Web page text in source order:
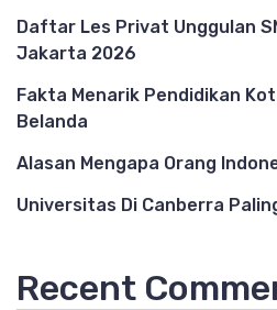
Daftar Les Privat Unggulan
Jakarta 2026
Fakta Menarik Pendidikan
Belanda
Alasan Mengapa Orang
Universitas Di Canberra
Recent